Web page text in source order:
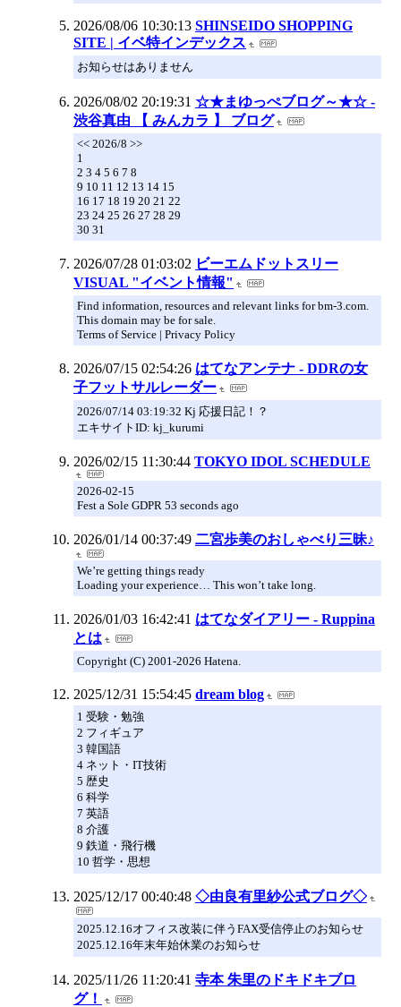
2026/08/06 10:30:13 SHINSEIDO SHOPPING
SITE | イベ特インデックス
お知らせはありません
2026/08/02 20:19:31 ☆★まゆっぺブログ～★☆ -
渋谷真由 【 みんカラ 】 ブログ
<< 2026/8 >>
1
2 3 4 5 6 7 8
9 10 11 12 13 14 15
16 17 18 19 20 21 22
23 24 25 26 27 28 29
30 31
2026/07/28 01:03:02 ビーエムドットスリー
VISUAL "イベント情報"
Find information, resources and relevant links for bm-3.com.
This domain may be for sale.
Terms of Service | Privacy Policy
2026/07/15 02:54:26 はてなアンテナ - DDRの女
子フットサルレーダー
2026/07/14 03:19:32 Kj 応援日記！？
エキサイトID: kj_kurumi
2026/02/15 11:30:44 TOKYO IDOL SCHEDULE
2026-02-15
Fest a Sole GDPR 53 seconds ago
2026/01/14 00:37:49 二宮歩美のおしゃべり三昧♪
We’re getting things ready
Loading your experience… This won’t take long.
2026/01/03 16:42:41 はてなダイアリー - Ruppina
とは
Copyright (C) 2001-2026 Hatena.
2025/12/31 15:54:45 dream blog
1 受験・勉強
2 フィギュア
3 韓国語
4 ネット・IT技術
5 歴史
6 科学
7 英語
8 介護
9 鉄道・飛行機
10 哲学・思想
2025/12/17 00:40:48 ◇由良有里紗公式ブログ◇
2025.12.16オフィス改装に伴うFAX受信停止のお知らせ
2025.12.16年末年始休業のお知らせ
2025/11/26 11:20:41 寺本 朱里のドキドキブロ
グ！